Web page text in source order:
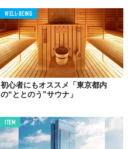
WELL-BEING
初心者にもオススメ「東京都内
の“ととのう”サウナ」
ITEM